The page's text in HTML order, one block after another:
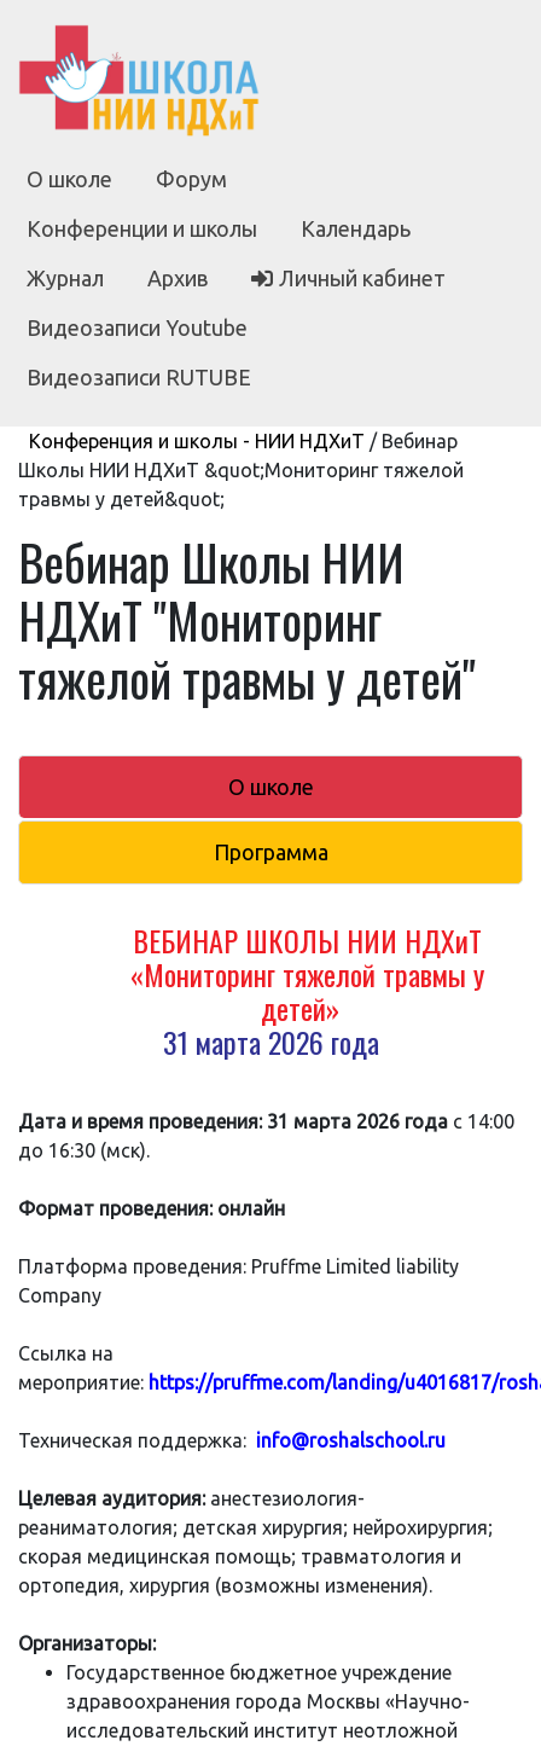
О школе Форум
Конференции и школы Календарь
Журнал Архив Личный кабинет
Видеозаписи Youtube
Видеозаписи RUTUBE
Конференция и школы - НИИ НДХиТ / Вебинар
Школы НИИ НДХиТ &quot;Мониторинг тяжелой
травмы у детей&quot;
Вебинар Школы НИИ
НДХиТ "Мониторинг
тяжелой травмы у детей"
О школе
Программа
ВЕБИНАР ШКОЛЫ НИИ НДХиТ
«Мониторинг тяжелой травмы у
детей»
31 марта 2026 года
Дата и время проведения: 31 марта 2026 года с 14:00
до 16:30 (мск).
Формат проведения: онлайн
Платформа проведения: Pruffme Limited liability
Company
Ссылка на
мероприятие: https://pruffme.com/landing/u4016817/
Техническая поддержка: info@roshalschool.ru
Целевая аудитория: анестезиология-
реаниматология; детская хирургия; нейрохирургия;
скорая медицинская помощь; травматология и
ортопедия, хирургия (возможны изменения).
Организаторы:
Государственное бюджетное учреждение
здравоохранения города Москвы «Научно-
исследовательский институт неотложной